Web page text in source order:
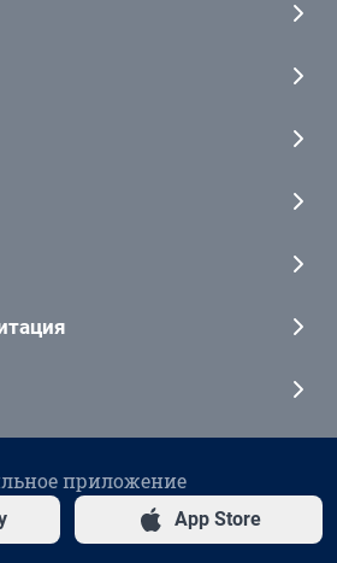
приложение
App Store